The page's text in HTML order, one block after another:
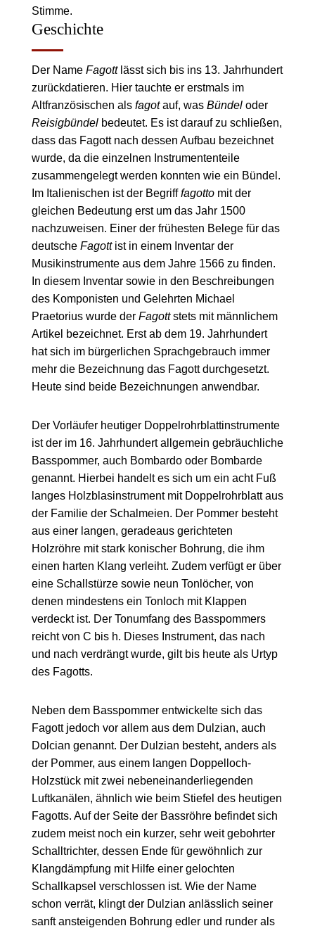
Stimme.
Geschichte
Der Name Fagottlässt sich bis ins 13. Jahrhundert
zurückdatieren. Hier tauchte er erstmals im
Altfranzösischen als fagotauf, was Bündel oder
Reisigbündel bedeutet. Es ist darauf zu schließen,
dass das Fagott nach dessen Aufbau bezeichnet
wurde, da die einzelnen Instrumententeile
zusammengelegt werden konnten wie ein Bündel.
Im Italienischen ist der Begrifffagotto mit der
gleichen Bedeutung erst um das Jahr 1500
nachzuweisen. Einer der frühesten Belege für das
deutsche Fagottist in einem Inventar der
Musikinstrumente aus dem Jahre 1566 zu finden.
In diesem Inventar sowie in den Beschreibungen
des Komponisten und Gelehrten Michael
Praetorius wurde der Fagottstets mit männlichem
Artikel bezeichnet. Erst ab dem 19. Jahrhundert
hat sich im bürgerlichen Sprachgebrauch immer
mehr die Bezeichnung das Fagott durchgesetzt.
Heute sind beide Bezeichnungen anwendbar.
Der Vorläufer heutiger Doppelrohrblattinstrumente
ist der im 16. Jahrhundert allgemein gebräuchliche
Basspommer, auch Bombardo oder Bombarde
genannt. Hierbei handelt es sich um ein acht Fuß
langes Holzblasinstrument mit Doppelrohrblatt aus
der Familie der Schalmeien. Der Pommer besteht
aus einer langen, geradeaus gerichteten
Holzröhre mit stark konischer Bohrung, die ihm
einen harten Klang verleiht. Zudem verfügt er über
eine Schallstürze sowie neun Tonlöcher, von
denen mindestens ein Tonloch mit Klappen
verdeckt ist. Der Tonumfang des Basspommers
reicht von C bis h. Dieses Instrument, das nach
und nach verdrängt wurde, gilt bis heute als Urtyp
des Fagotts.
Neben dem Basspommer entwickelte sich das
Fagott jedoch vor allem aus dem Dulzian, auch
Dolcian genannt. Der Dulzian besteht, anders als
der Pommer, aus einem langen Doppelloch-
Holzstück mit zwei nebeneinanderliegenden
Luftkanälen, ähnlich wie beim Stiefel des heutigen
Fagotts. Auf der Seite der Bassröhre befindet sich
zudem meist noch ein kurzer, sehr weit gebohrter
Schalltrichter, dessen Ende für gewöhnlich zur
Klangdämpfung mit Hilfe einer gelochten
Schallkapsel verschlossen ist. Wie der Name
schon verrät, klingt der Dulzian anlässlich seiner
sanft ansteigenden Bohrung edler und runder als